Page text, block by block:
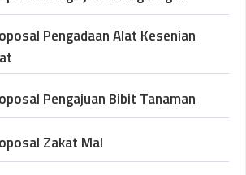
Pengadaan Alat Kesenian
Pengajuan Bibit Tanaman
Zakat Mal